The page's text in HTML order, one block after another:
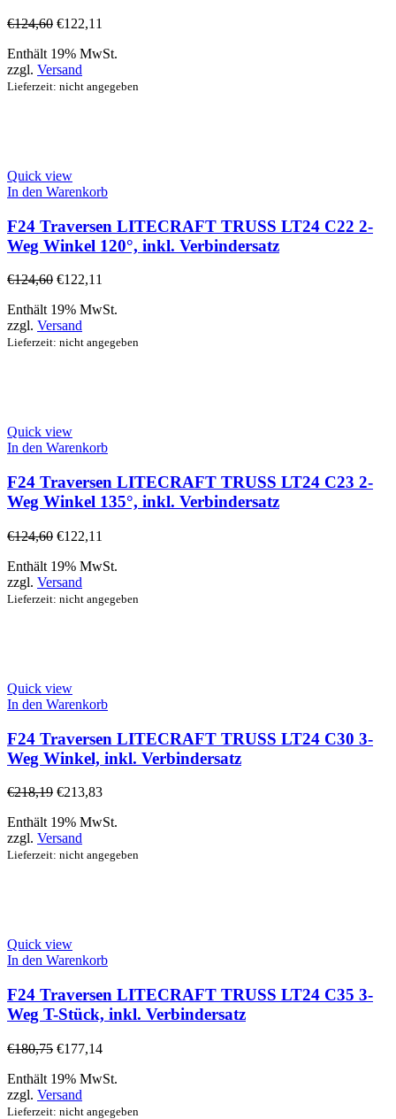
€124,60 €122,11
Enthält 19% MwSt.
zzgl. Versand
Lieferzeit: nicht angegeben
Quick view
In den Warenkorb
F24 Traversen LITECRAFT TRUSS LT24 C22 2-
Weg Winkel 120°, inkl. Verbindersatz
€124,60 €122,11
Enthält 19% MwSt.
zzgl. Versand
Lieferzeit: nicht angegeben
Quick view
In den Warenkorb
F24 Traversen LITECRAFT TRUSS LT24 C23 2-
Weg Winkel 135°, inkl. Verbindersatz
€124,60 €122,11
Enthält 19% MwSt.
zzgl. Versand
Lieferzeit: nicht angegeben
Quick view
In den Warenkorb
F24 Traversen LITECRAFT TRUSS LT24 C30 3-
Weg Winkel, inkl. Verbindersatz
€218,19 €213,83
Enthält 19% MwSt.
zzgl. Versand
Lieferzeit: nicht angegeben
Quick view
In den Warenkorb
F24 Traversen LITECRAFT TRUSS LT24 C35 3-
Weg T-Stück, inkl. Verbindersatz
€180,75 €177,14
Enthält 19% MwSt.
zzgl. Versand
Lieferzeit: nicht angegeben